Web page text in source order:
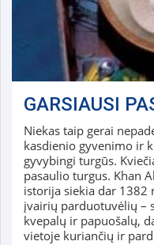
GARSIAUSI
Niekas taip gerai
kasdienio gyvenimo ir
gyvybingi turgūs.
pasaulio turgus. Khan
istorija siekia dar 1382
įvairių parduotuvėlių –
kvepalų ir papuošalų,
vietoje kuriančių ir